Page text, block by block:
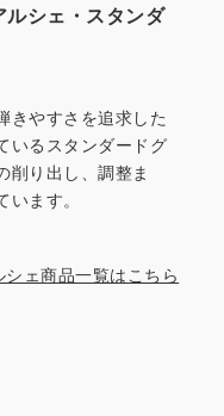
シェ・スタンダ
きやすさを追求した
いるスタンダードグ
削り出し、調整ま
ます。
シェ商品一覧はこちら